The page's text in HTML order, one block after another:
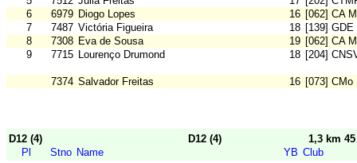
6
6979 Diogo Lopes 16 [062] CA
7
7487 Victória Figueira 18 [139] GDE
8
7308 Eva de Sousa 19 [062] CA
9
7715 Lourenço Drumond 18 [204]
7374 Salvador Freitas 16 [073] CMo
D12 (4) D12 (4)
1,3 km
Pl
Stno Name YB Club